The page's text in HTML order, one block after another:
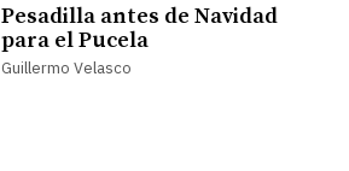
Pesadilla antes de Navidad
para el Pucela
Guillermo Velasco